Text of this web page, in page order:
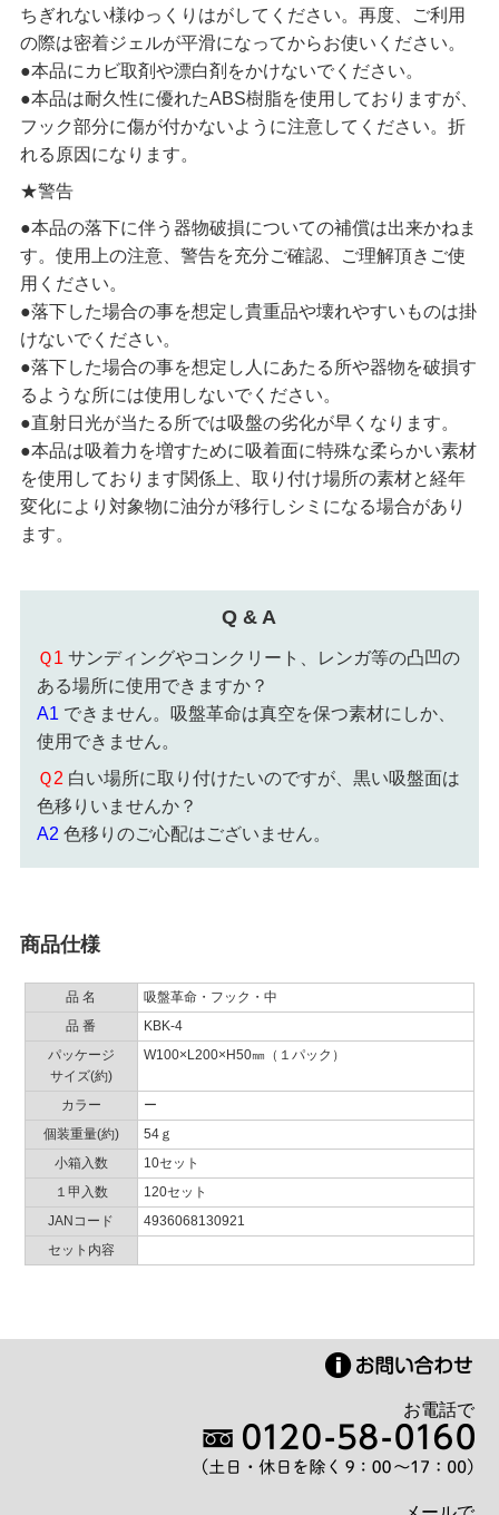
ちぎれない様ゆっくりはがしてください。再度、ご利用
の際は密着ジェルが平滑になってからお使いください。
●本品にカビ取剤や漂白剤をかけないでください。
●本品は耐久性に優れたABS樹脂を使用しておりますが、
フック部分に傷が付かないように注意してください。折
れる原因になります。
★警告
●本品の落下に伴う器物破損についての補償は出来かねま
す。使用上の注意、警告を充分ご確認、ご理解頂きご使
用ください。
●落下した場合の事を想定し貴重品や壊れやすいものは掛
けないでください。
●落下した場合の事を想定し人にあたる所や器物を破損す
るような所には使用しないでください。
●直射日光が当たる所では吸盤の劣化が早くなります。
●本品は吸着力を増すために吸着面に特殊な柔らかい素材
を使用しております関係上、取り付け場所の素材と経年
変化により対象物に油分が移行しシミになる場合があり
ます。
Q & A
Ｑ1 サンディングやコンクリート、レンガ等の凸凹の
ある場所に使用できますか？
A1 できません。吸盤革命は真空を保つ素材にしか、
使用できません。
Ｑ2 白い場所に取り付けたいのですが、黒い吸盤面は
色移りいませんか？
A2 色移りのご心配はございません。
商品仕様
品 名
吸盤革命・フック・中
品 番
KBK-4
パッケージ
サイズ(約)
W100×L200×H50㎜（１パック）
カラー
ー
個装重量(約)
54ｇ
小箱入数
10セット
１甲入数
120セット
JANコード
4936068130921
セット内容
お電話で